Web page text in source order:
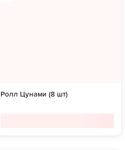
Ролл Цунами (8 шт)